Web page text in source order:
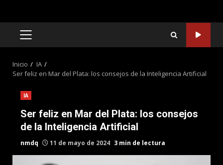
MENÚ
Inicio
IA
Ser feliz en Mar del Plata: los consejos de la Inteligencia Artificial
IA
Ser feliz en Mar del Plata: los consejos
de la Inteligencia Artificial
nmdq 11 de mayo de 2024 3 min de lectura